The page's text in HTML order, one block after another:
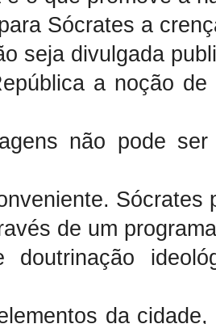
Sócrates a
seja divulgada
a noção
não pode
Sócrates
de um
doutrinação
da